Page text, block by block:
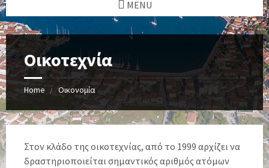
MENU
Οικοτεχνία
Home Οικονομία
Στον κλάδο της οικοτεχνίας, από το 1999 αρχίζει να
δραστηριοποιείται σημαντικός αριθμός ατόμων